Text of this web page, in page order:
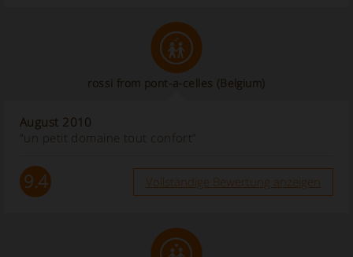
rossi from pont-a-celles (Belgium)
August 2010
“un petit domaine tout confort”
9.4 Vollständige Bewertung anzeigen